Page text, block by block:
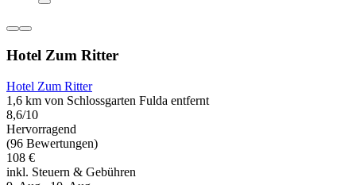
Hotel Zum Ritter
Hotel Zum Ritter
1,6 km von Schlossgarten Fulda entfernt
8,6/10
Hervorragend
(96 Bewertungen)
108 €
inkl. Steuern & Gebühren